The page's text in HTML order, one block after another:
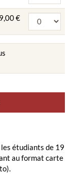
€
étudiants de 19
au format carte